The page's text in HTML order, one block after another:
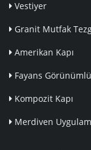
Vestiyer
Granit Mutfak
Amerikan Kapı
Fayans
Kompozit Kapı
Merdiven